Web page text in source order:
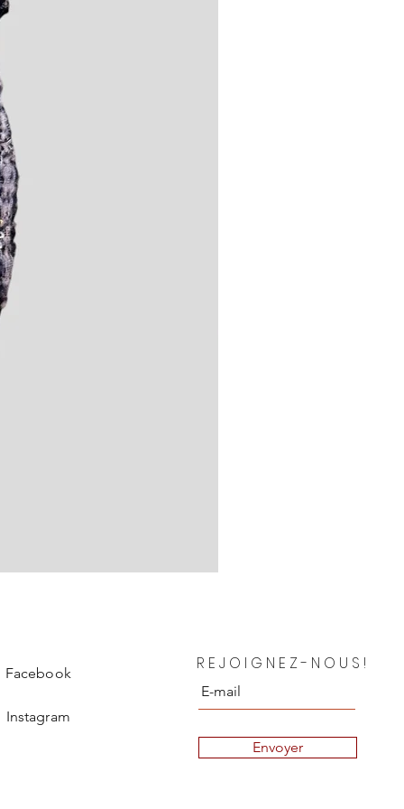
Prix
850,00 €
Facebook
Instagram
REJOIGNEZ-NOUS!
Envoyer